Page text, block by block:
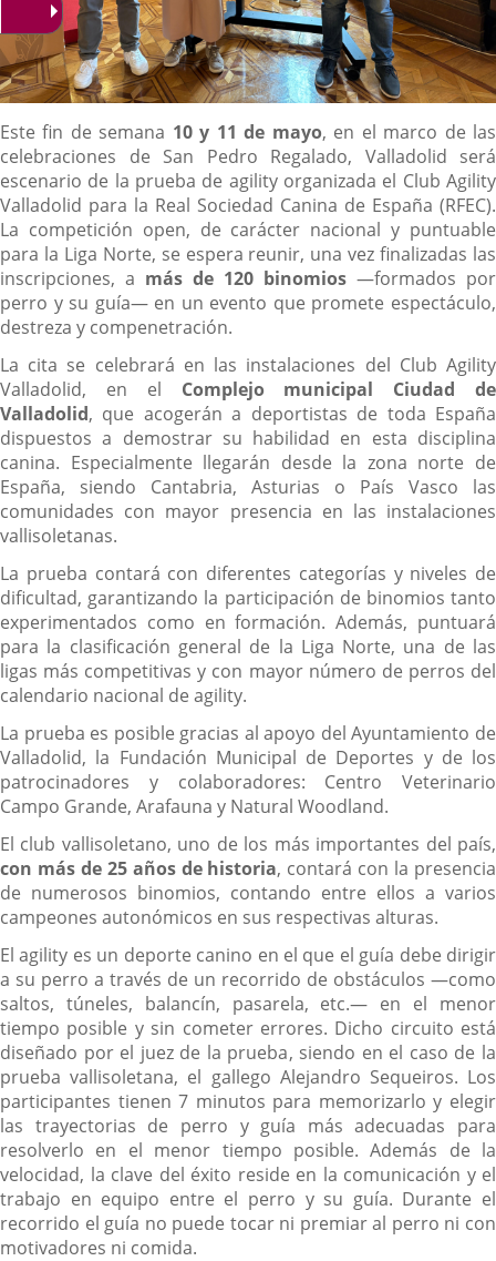
Descripción
Este fin de semana 10 y 11 de mayo, en el marco de las
celebraciones de San Pedro Regalado, Valladolid será
escenario de la prueba de agility organizada el Club Agility
Valladolid para la Real Sociedad Canina de España (RFEC).
La competición open, de carácter nacional y puntuable
para la Liga Norte, se espera reunir, una vez finalizadas las
inscripciones, a más de 120 binomios —formados por
perro y su guía— en un evento que promete espectáculo,
destreza y compenetración.
La cita se celebrará en las instalaciones del Club Agility
Valladolid, en el Complejo municipal Ciudad de
Valladolid, que acogerán a deportistas de toda España
dispuestos a demostrar su habilidad en esta disciplina
canina. Especialmente llegarán desde la zona norte de
España, siendo Cantabria, Asturias o País Vasco las
comunidades con mayor presencia en las instalaciones
vallisoletanas.
La prueba contará con diferentes categorías y niveles de
dificultad, garantizando la participación de binomios tanto
experimentados como en formación. Además, puntuará
para la clasificación general de la Liga Norte, una de las
ligas más competitivas y con mayor número de perros del
calendario nacional de agility.
La prueba es posible gracias al apoyo del Ayuntamiento de
Valladolid, la Fundación Municipal de Deportes y de los
patrocinadores y colaboradores: Centro Veterinario
Campo Grande, Arafauna y Natural Woodland.
El club vallisoletano, uno de los más importantes del país,
con más de 25 años de historia, contará con la presencia
de numerosos binomios, contando entre ellos a varios
campeones autonómicos en sus respectivas alturas.
El agility es un deporte canino en el que el guía debe dirigir
a su perro a través de un recorrido de obstáculos —como
saltos, túneles, balancín, pasarela, etc.— en el menor
tiempo posible y sin cometer errores. Dicho circuito está
diseñado por el juez de la prueba, siendo en el caso de la
prueba vallisoletana, el gallego Alejandro Sequeiros. Los
participantes tienen 7 minutos para memorizarlo y elegir
las trayectorias de perro y guía más adecuadas para
resolverlo en el menor tiempo posible. Además de la
velocidad, la clave del éxito reside en la comunicación y el
trabajo en equipo entre el perro y su guía. Durante el
recorrido el guía no puede tocar ni premiar al perro ni con
motivadores ni comida.